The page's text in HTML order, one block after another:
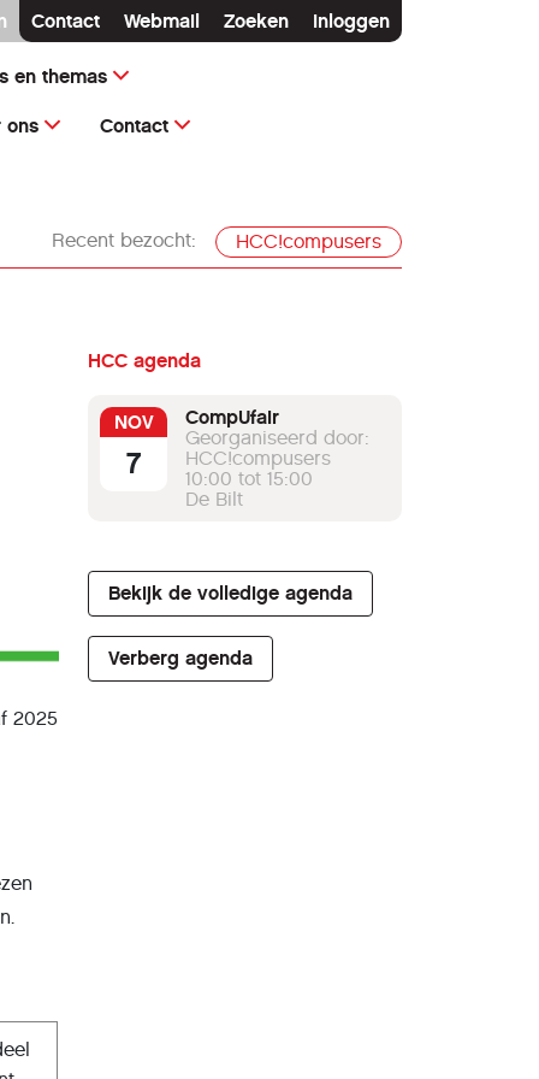
Contact Webmail Zoeken Inloggen
en themas
ons Contact
Recent bezocht: HCC!compusers
2025
HCC agenda
NOV
7
CompUfair
Georganiseerd door:
HCC!compusers
10:00 tot 15:00
De Bilt
Bekijk de volledige agenda
Verberg agenda